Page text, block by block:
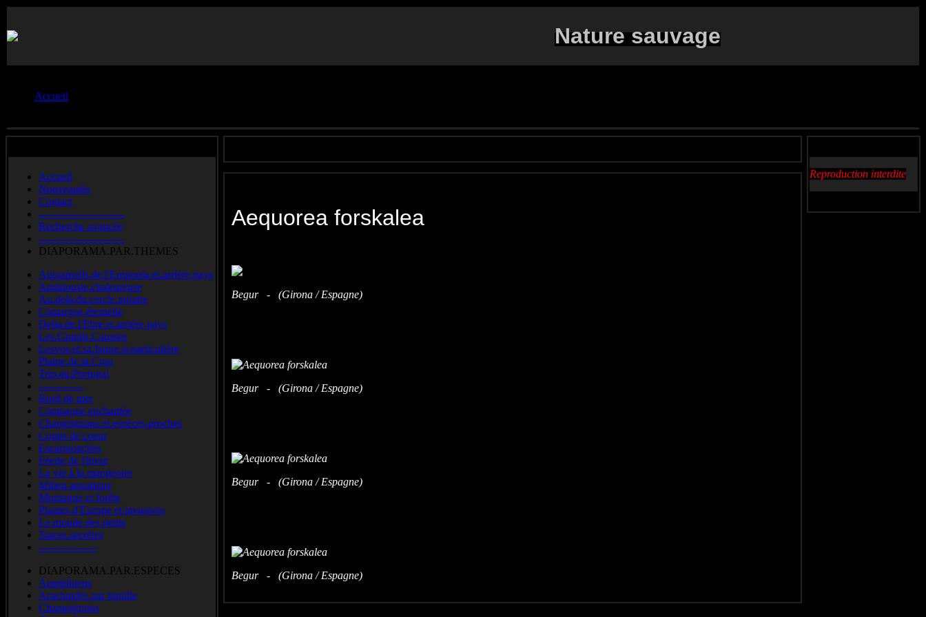
Nature sauvage
Accueil
Accueil
Nouveautés
Contact
-------------------------
Recherche avancée
-------------------------
DIAPORAMA.PAR.THEMES
Aiguamolls.de.l'Emporda.et.arrière.pays
Andalousie.chaleureuse
Au.delà.du.cercle.polaire
Camargue.éternelle
Delta.de.l'Ebre.et.arrière.pays
Les.Grands.Causses
Lesvos.et.sa.faune.si.particulière
Plaine.de.la.Crau
Trip.au.Portugal
-------------
Bord de mer
Campagne enchantée
Champignons.et.espèces.proches
Coups de coeur
Escarmouches
Féerie de l'hiver
La vie à la mangeoire
Milieu aquatique
Montagne et forêts
Plantes d'Europe et invasives
Le.monde.des.petits
Traces.secrètes
-----------------
DIAPORAMA.PAR.ESPECES
Amphibiens
Arachnidés par famille
Champignons
Aequorea forskalea
Begur - (Girona / Espagne)
Begur - (Girona / Espagne)
Begur - (Girona / Espagne)
Begur - (Girona / Espagne)
Reproduction interdite